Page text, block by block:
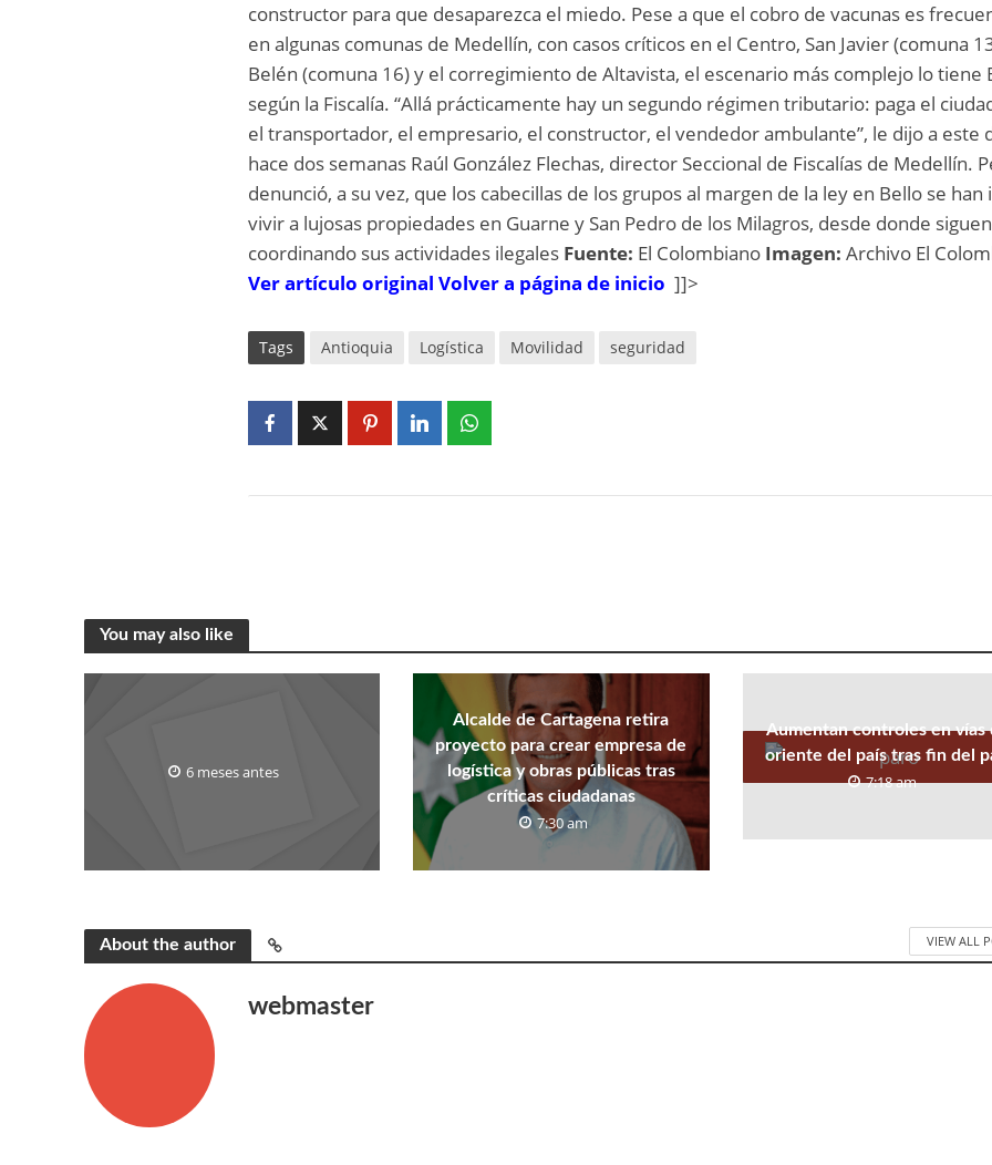
constructor para que desaparezca el miedo. Pese a que el cobro de vacunas es
en algunas comunas de Medellín, con casos críticos en el Centro, San Javier (comuna
Belén (comuna 16) y el corregimiento de Altavista, el escenario más complejo lo tiene
según la Fiscalía. “Allá prácticamente hay un segundo régimen tributario: paga el
el transportador, el empresario, el constructor, el vendedor ambulante”, le dijo a este
hace dos semanas Raúl González Flechas, director Seccional de Fiscalías de Medellín.
denunció, a su vez, que los cabecillas de los grupos al margen de la ley en Bello se han
vivir a lujosas propiedades en Guarne y San Pedro de los Milagros, desde donde siguen
coordinando sus actividades ilegales Fuente: El Colombiano Imagen:Archivo El
Ver artículooriginal Volver a página de inicio ]]>
Tags Antioquia Logística Movilidad seguridad
You may also like
6 meses antes
Alcalde de Cartagena retira
proyecto para crear empresa de
logística y obras públicas tras
críticas ciudadanas
7:30 am
Aumentan controles en vías
oriente del país tras fin del
7:18 am
About the author VIEW ALL
webmaster